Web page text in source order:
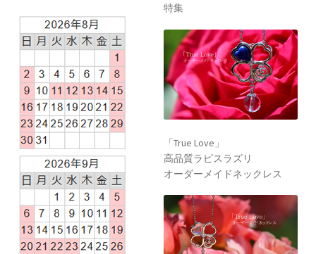
特集
「True Love」
高品質ラピスラズリ
オーダーメイドネックレス